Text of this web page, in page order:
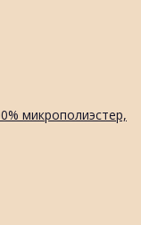
микрополиэстер,